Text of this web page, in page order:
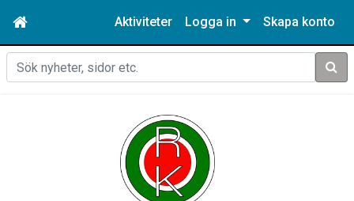
Aktiviteter Logga in Skapa konto
Sök